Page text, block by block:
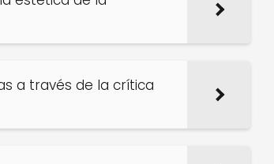
a través de la crítica